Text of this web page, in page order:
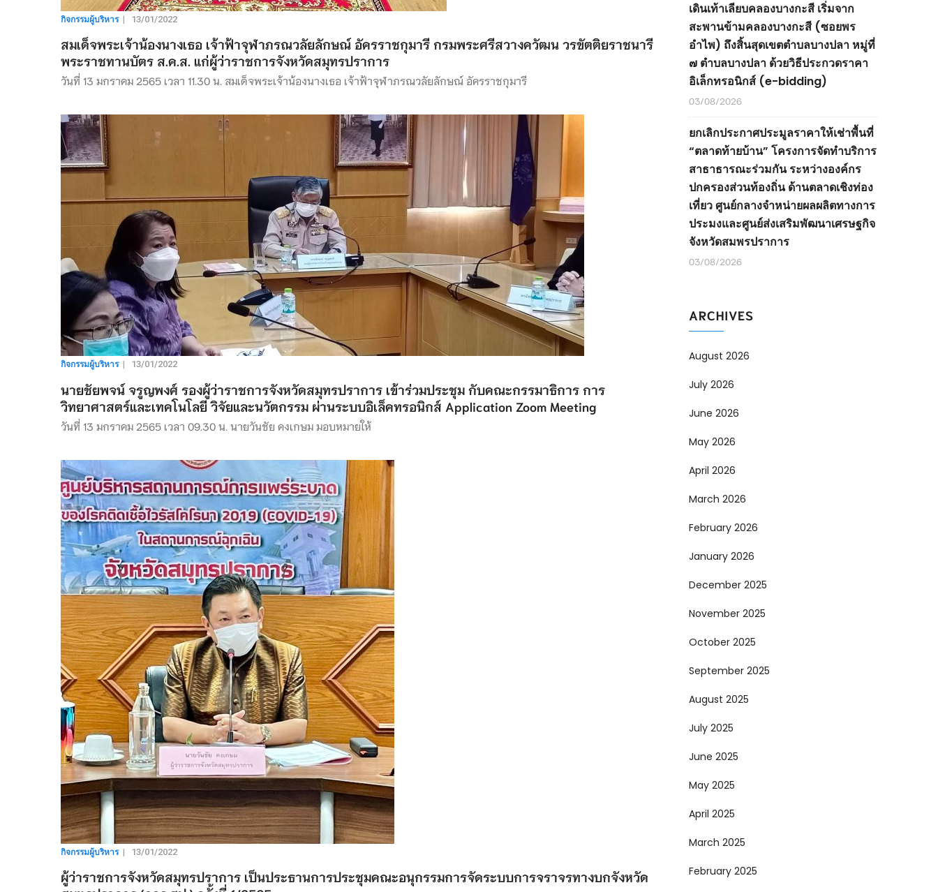
กิจกรรมผู้บริหาร| 13/01/2022
สมเด็จพระเจ้าน้องนางเธอ เจ้าฟ้าจุฬาภรณวลัยลักษณ์ อัครราชกุมารี กรมพระศรีสวางควัฒน วรขัตติยราชนารี
พระราชทานบัตร ส.ค.ส. แก่ผู้ว่าราชการจังหวัดสมุทรปราการ
วันที่ 13 มกราคม 2565 เวลา 11.30 น. สมเด็จพระเจ้าน้องนางเธอ เจ้าฟ้าจุฬาภรณวลัยลักษณ์ อัครราชกุมารี
กิจกรรมผู้บริหาร| 13/01/2022
นายชัยพจน์ จรูญพงศ์ รองผู้ว่าราชการจังหวัดสมุทรปราการ เข้าร่วมประชุม กับคณะกรรมาธิการ การ
วิทยาศาสตร์และเทคโนโลยี วิจัยและนวัตกรรม ผ่านระบบอิเล็คทรอนิกส์ Application Zoom Meeting
วันที่ 13 มกราคม 2565 เวลา 09.30 น. นายวันชัย คงเกษม มอบหมายให้
กิจกรรมผู้บริหาร| 13/01/2022
ผู้ว่าราชการจังหวัดสมุทรปราการ เป็นประธานการประชุมคณะอนุกรรมการจัดระบบการจราจรทางบกจังหวัด
เดินเท้าเลียบคลองบางกะสี เริ่มจาก
สะพานข้ามคลองบางกะสี (ซอยพร
อำไพ) ถึงสิ้นสุดเขตตำบลบางปลา หมู่ที่
๗ ตำบลบางปลา ด้วยวิธีประกวดราคา
อิเล็กทรอนิกส์ (e-bidding)
03/08/2026
ยกเลิกประกาศประมูลราคาให้เช่าพื้นที่
“ตลาดท้ายบ้าน” โครงการจัดทำบริการ
สาธาธารณะร่วมกัน ระหว่างองค์กร
ปกครองส่วนท้องถิ่น ด้านตลาดเชิงท่อง
เที่ยว ศูนย์กลางจำหน่ายผลผลิตทางการ
ประมงและศูนย์ส่งเสริมพัฒนาเศรษฐกิจ
จังหวัดสมพรปราการ
03/08/2026
ARCHIVES
August 2026
July 2026
June 2026
May 2026
April 2026
March 2026
February 2026
January 2026
December 2025
November 2025
October 2025
September 2025
August 2025
July 2025
June 2025
May 2025
April 2025
March 2025
February 2025